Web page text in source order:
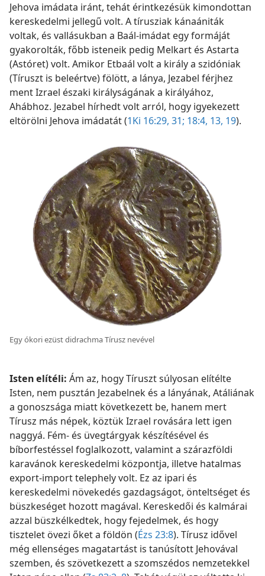
Jehova imádata iránt, tehát érintkezésük kimondottan
kereskedelmi jellegű volt. A tírusziak kánaániták
voltak, és vallásukban a Baál-imádat egy formáját
gyakorolták, főbb isteneik pedig Melkart és Astarta
(Astóret) volt. Amikor Etbaál volt a király a szidóniak
(Tíruszt is beleértve) fölött, a lánya, Jezabel férjhez
ment Izrael északi királyságának a királyához,
Ahábhoz. Jezabel hírhedt volt arról, hogy igyekezett
eltörölni Jehova imádatát (1Ki 16:29, 31; 18:4, 13, 19).
Egy ókori ezüst didrachma Tírusz nevével
Isten elítéli: Ám az, hogy Tíruszt súlyosan elítélte
Isten, nem pusztán Jezabelnek és a lányának, Atáliának
a gonoszsága miatt következett be, hanem mert
Tírusz más népek, köztük Izrael rovására lett igen
naggyá. Fém- és üvegtárgyak készítésével és
bíborfestéssel foglalkozott, valamint a szárazföldi
karavánok kereskedelmi központja, illetve hatalmas
export-import telephely volt. Ez az ipari és
kereskedelmi növekedés gazdagságot, önteltséget és
büszkeséget hozott magával. Kereskedői és kalmárai
azzal büszkélkedtek, hogy fejedelmek, és hogy
tisztelet övezi őket a földön (Ézs 23:8). Tírusz idővel
még ellenséges magatartást is tanúsított Jehovával
szemben, és szövetkezett a szomszédos nemzetekkel